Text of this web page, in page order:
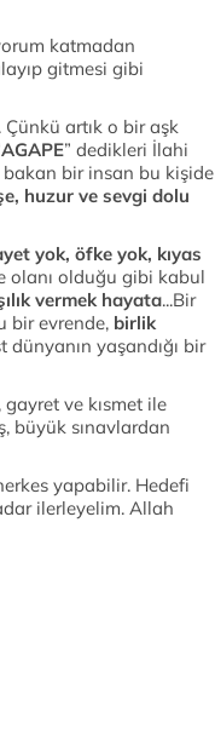
katmadan
gitmesi gibi
artık o bir aşk
AGAPE” dedikleri İlahi
bakan bir insan bu kişide
huzur ve sevgi dolu
yok, öfke yok, kıyas
olanı olduğu gibi kabul
vermek hayata...Bir
bir evrende, birlik
yaşandığı bir
ve kısmet ile
büyük sınavlardan
yapabilir. Hedefi
ilerleyelim. Allah